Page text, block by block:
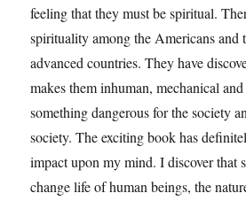
feeling that they must be spiritual.
spirituality among the Americans and
advanced countries. They have
makes them inhuman, mechanical
something dangerous for the society
society. The exciting book has
impact upon my mind. I discover that
change life of human beings, the